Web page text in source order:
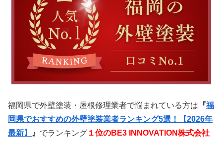
福岡県で外壁塗装・屋根修理業者で悩まれている方は 『福
岡県でおすすめの外壁塗装業者ランキング5選！【2026年
最新】
』 でランキング １位のBE3 INNOVATION株式会社